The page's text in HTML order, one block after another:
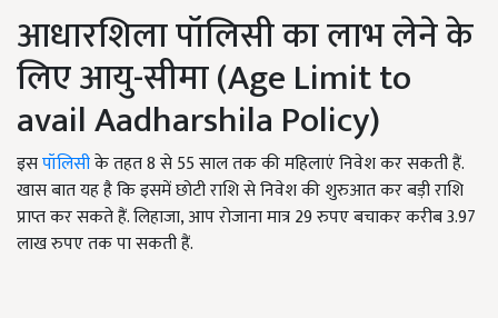
आधारशिला पॉलिसी का लाभ लेने के
लिए आयु-सीमा (Age Limit to
avail Aadharshila Policy)
इसपॉलिसीके तहत 8 से 55 साल तक की महिलाएं निवेश कर सकती हैं.
खास बात यह है कि इसमें छोटी राशि से निवेश की शुरुआत कर बड़ी राशि
प्राप्त कर सकते हैं. लिहाजा, आप रोजाना मात्र 29 रुपए बचाकर करीब 3.97
लाख रुपए तक पा सकती हैं.